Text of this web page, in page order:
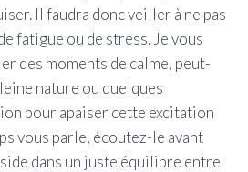
Il faudra donc veiller à ne pas
fatigue ou de stress. Je vous
des moments de calme, peut-
nature ou quelques
pour apaiser cette excitation
vous parle, écoutez-le avant
dans un juste équilibre entre